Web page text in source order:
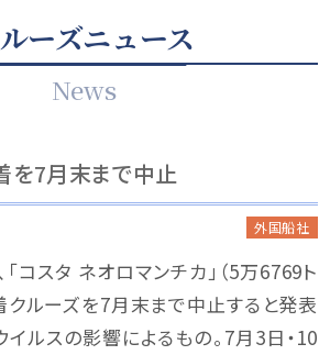
ーズニュース
News
を7月末まで中止
外国船社
コスタ ネオロマンチカ」（5万6769ト
クルーズを7月末まで中止すると発表
イルスの影響によるもの。7月3日・10